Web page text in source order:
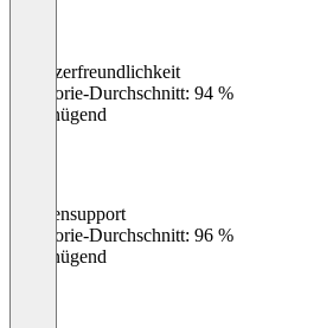
Benutzerfreundlichkeit
Kategorie-Durchschnitt: 94 %
Ungenügend
Kundensupport
Kategorie-Durchschnitt: 96 %
Ungenügend